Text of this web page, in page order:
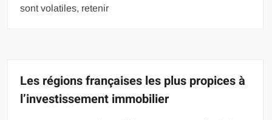
sont volatiles, retenir
Les régions françaises les plus propices à
l’investissement immobilier